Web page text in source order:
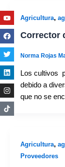
Agricultura,
Corrector
Norma Rojas
Los cultivos
debido a
que no se
Agricultura,
Proveedores
Youtube
Facebook
Twitter
Linkedin
Instagram